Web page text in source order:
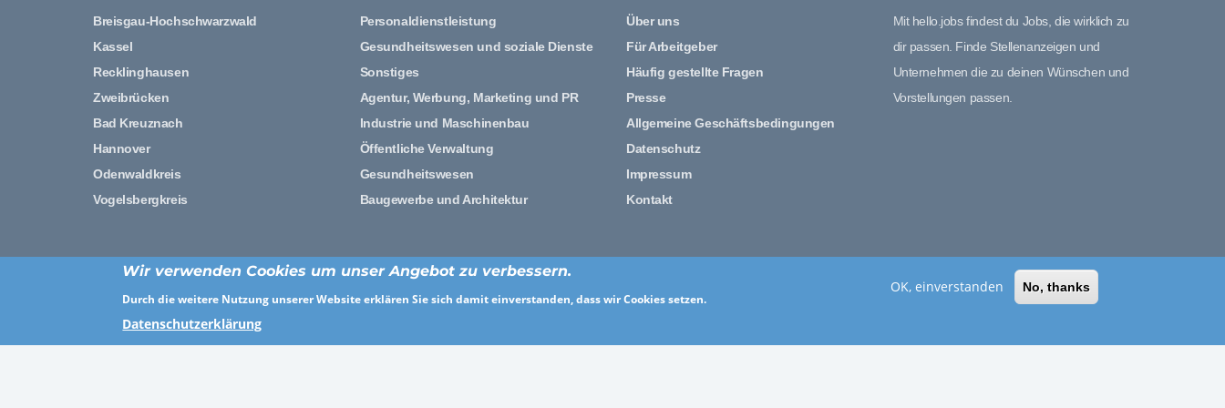
Breisgau-Hochschwarzwald
Kassel
Recklinghausen
Zweibrücken
Bad Kreuznach
Hannover
Odenwaldkreis
Vogelsbergkreis
Personaldienstleistung
Gesundheitswesen und soziale Dienste
Sonstiges
Agentur, Werbung, Marketing und PR
Industrie und Maschinenbau
Öffentliche Verwaltung
Gesundheitswesen
Baugewerbe und Architektur
Über uns
Für Arbeitgeber
Häufig gestellte Fragen
Presse
Allgemeine Geschäftsbedingungen
Datenschutz
Impressum
Kontakt
Mit hello.jobs findest du Jobs, die wirklich zu
dir passen. Finde Stellenanzeigen und
Unternehmen die zu deinen Wünschen und
Vorstellungen passen.
© 2026 hello.jobs
Design und Entwicklung von Ceramex Media GmbH
Wir verwenden Cookies um unser Angebot zu verbessern.
Durch die weitere Nutzung unserer Website erklären Sie sich damit einverstanden, dass wir Cookies setzen.
Datenschutzerklärung
OK, einverstanden No, thanks